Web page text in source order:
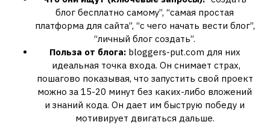
блог бесплатно самому”, “самая простая
платформа для сайта”, “с чего начать вести блог”,
“личный блог создать”.
Польза от блога:bloggers-put.com для них
идеальная точка входа. Он снимает страх,
пошагово показывая, что запустить свой проект
можно за 15-20 минут без каких-либо вложений
и знаний кода. Он дает им быструю победу и
мотивирует двигаться дальше.